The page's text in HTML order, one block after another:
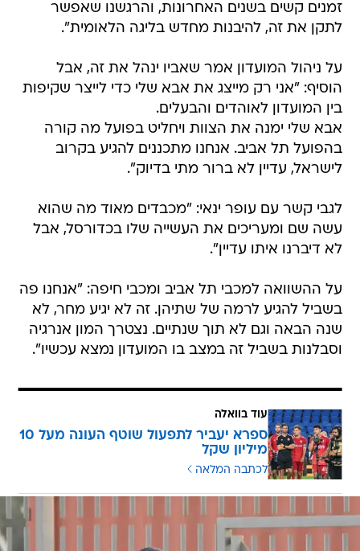
זמנים קשים בשנים האחרונות, והרגשנו שאפשר
לתקן את זה, להיבנות מחדש בליגה הלאומית".
על ניהול המועדון אמר שאביו ינהל את זה, אבל
הוסיף: "אני רק מייצג את אבא שלי כדי לייצר שקיפות
בין המועדון לאוהדים והבעלים.
אבא שלי ימנה את הצוות ויחליט בפועל מה קורה
בהפועל תל אביב. אנחנו מתכננים להגיע בקרוב
לישראל, עדיין לא ברור מתי בדיוק".
לגבי קשר עם עופר ינאי: "מכבדים מאוד מה שהוא
עשה שם ומעריכים את העשייה שלו בכדורסל, אבל
לא דיברנו איתו עדיין".
על ההשוואה למכבי תל אביב ומכבי חיפה: "אנחנו פה
בשביל להגיע לרמה של שתיהן. זה לא יגיע מחר, לא
שנה הבאה וגם לא תוך שנתיים. נצטרך המון אנרגיה
וסבלנות בשביל זה במצב בו המועדון נמצא עכשיו".
עוד בוואלה
ספרא יעביר לתפעול שוטף העונה מעל 10
מיליון שקל
לכתבה המלאה